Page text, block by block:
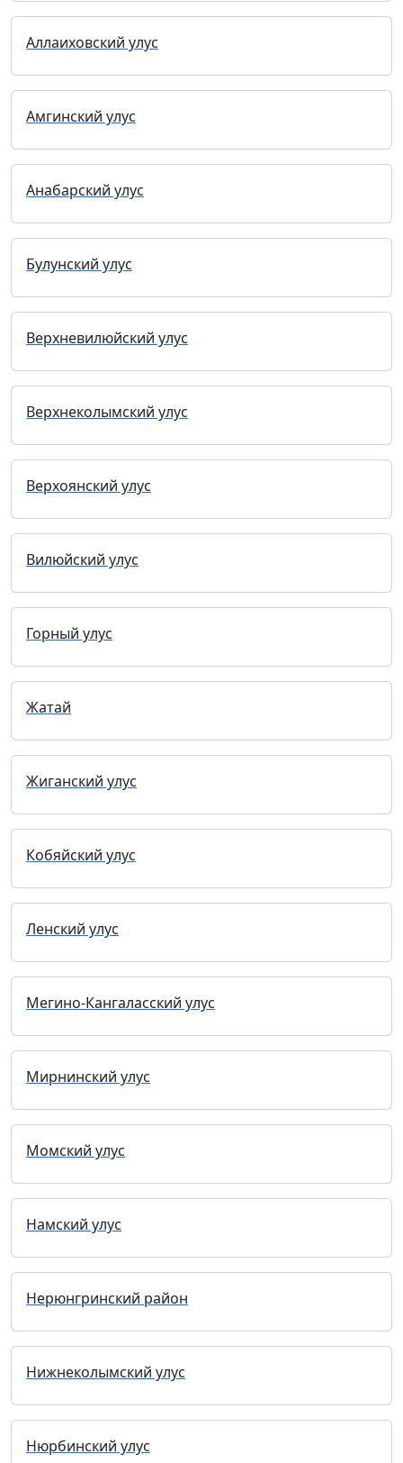
Аллаиховский улус
Амгинский улус
Анабарский улус
Булунский улус
Верхневилюйский улус
Верхнеколымский улус
Верхоянский улус
Вилюйский улус
Горный улус
Жатай
Жиганский улус
Кобяйский улус
Ленский улус
Мегино-Кангаласский улус
Мирнинский улус
Момский улус
Намский улус
Нерюнгринский район
Нижнеколымский улус
Нюрбинский улус